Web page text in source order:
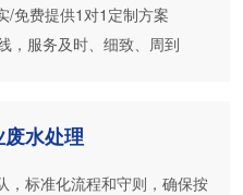
/免费提供1对1定制方案
，服务及时、细致、周到
水处理
，标准化流程和守则，确保按